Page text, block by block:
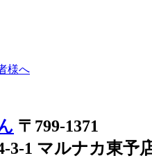
〒799-1371
3-1 マルナカ東予